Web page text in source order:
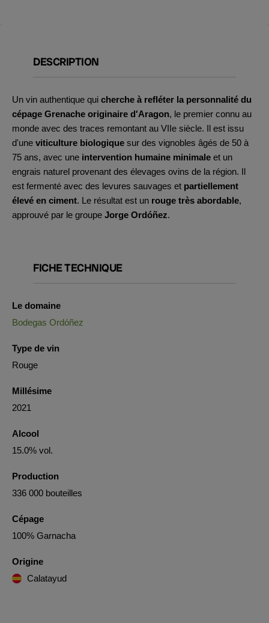
DESCRIPTION
Un vin authentique qui cherche à refléter la personnalité du
cépage Grenache originaire d'Aragon, le premier connu au
monde avec des traces remontant au VIIe siècle. Il est issu
d'une viticulture biologique sur des vignobles âgés de 50 à
75 ans, avec une intervention humaine minimale et un
engrais naturel provenant des élevages ovins de la région. Il
est fermenté avec des levures sauvages et partiellement
élevé en ciment. Le résultat est un rouge très abordable,
approuvé par le groupe Jorge Ordóñez.
FICHE TECHNIQUE
Le domaine
Bodegas Ordóñez
Type de vin
Rouge
Millésime
2021
Alcool
15.0% vol.
Production
336 000 bouteilles
Cépage
100% Garnacha
Origine
Calatayud